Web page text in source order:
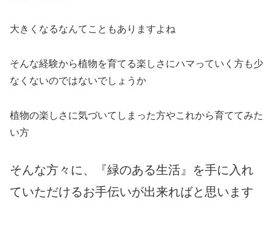
大きくなるなんてこともありますよね
そんな経験から植物を育てる楽しさにハマっていく方も少
なくないのではないでしょうか
植物の楽しさに気づいてしまった方やこれから育ててみた
い方
そんな方々に、『緑のある生活』を手に入れ
ていただけるお手伝いが出来ればと思います